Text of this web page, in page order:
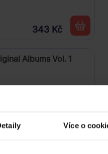
Více o
343 Kč
Albums Vol. 1